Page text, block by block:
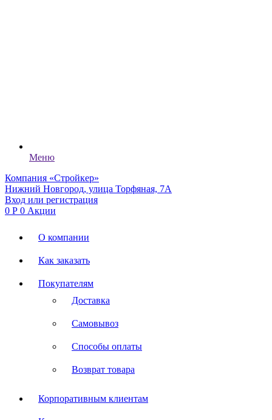
Меню
Компания «Стройкер»
Нижний Новгород, улица Торфяная, 7А
Вход или регистрация
0 Р 0 Акции
О компании
Как заказать
Покупателям
Доставка
Самовывоз
Способы оплаты
Возврат товара
Корпоративным клиентам